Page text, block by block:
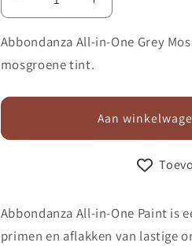
Aantal
verlagen
voor
in-
Moss
Aantal
verhogen
voor
Grey
Moss
Abbondanza All-in-One Grey
mosgroene tint.
Aan
Abbondanza All-in-One Paint is
primen en aflakken van lastige